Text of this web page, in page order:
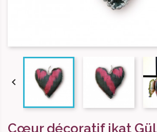

Cœur décoratif ikat Gül